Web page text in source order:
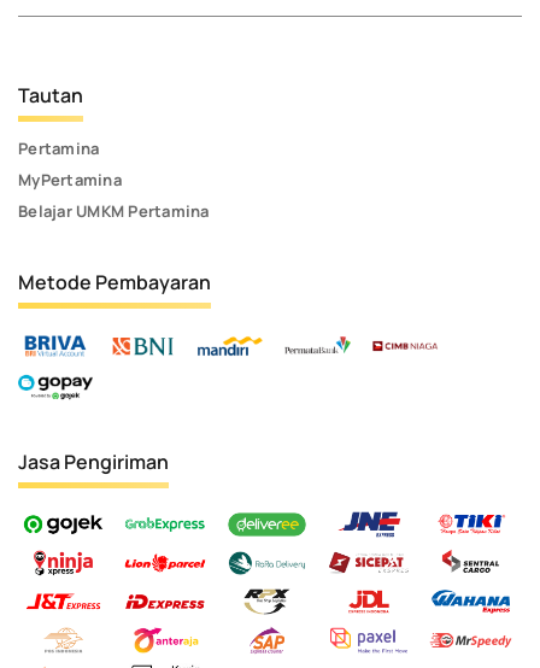
Tautan
Pertamina
MyPertamina
Belajar UMKM Pertamina
Metode Pembayaran
Jasa Pengiriman